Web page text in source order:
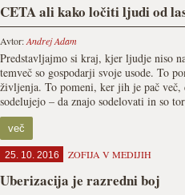
CETA ali kako ločiti ljudi od
Avtor:Andrej Adam
Predstavljajmo si kraj, kjer ljudje niso
temveč so gospodarji svoje usode. To
življenja. To pomeni, ker jih je pač
sodelujejo – da znajo sodelovati in so
več
25. 10. 2016 ZOFIJA V MEDIJIH
Uberizacija je razredni boj